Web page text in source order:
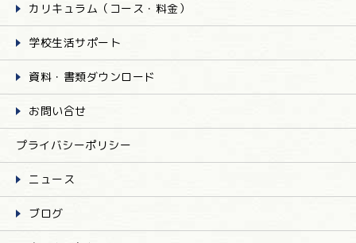
カリキュラム（コース・料金）
学校生活サポート
資料・書類ダウンロード
お問い合せ
プライバシーポリシー
ニュース
ブログ